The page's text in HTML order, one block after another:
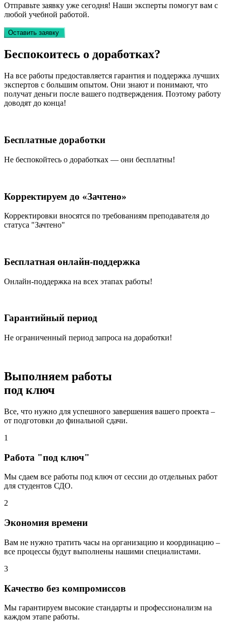
Отправьте заявку уже сегодня! Наши эксперты помогут вам с
любой учебной работой.
Оставить заявку
Беспокоитесь о доработках?
На все работы предоставляется гарантия и поддержка лучших
экспертов с большим опытом. Они знают и понимают, что
получат деньги после вашего подтверждения. Поэтому работу
доводят до конца!
Бесплатные доработки
Не беспокойтесь о доработках — они бесплатны!
Корректируем до «Зачтено»
Корректировки вносятся по требованиям преподавателя до
статуса "Зачтено"
Бесплатная онлайн-поддержка
Онлайн-поддержка на всех этапах работы!
Гарантийный период
Не ограниченный период запроса на доработки!
Выполняем работы
под ключ
Все, что нужно для успешного завершения вашего проекта –
от подготовки до финальной сдачи.
1
Работа "под ключ"
Мы сдаем все работы под ключ от сессии до отдельных работ
для студентов СДО.
2
Экономия времени
Вам не нужно тратить часы на организацию и координацию –
все процессы будут выполнены нашими специалистами.
3
Качество без компромиссов
Мы гарантируем высокие стандарты и профессионализм на
каждом этапе работы.